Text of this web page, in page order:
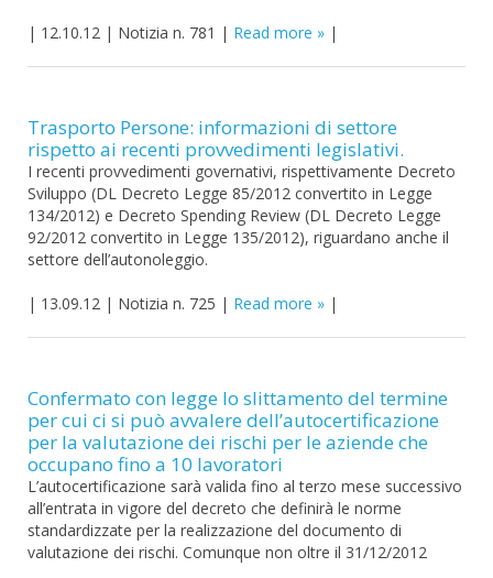
| 12.10.12 | Notizia n. 781 | Read more |
Trasporto Persone: informazioni di settore
rispetto ai recenti provvedimenti legislativi.
I recenti provvedimenti governativi, rispettivamente Decreto
Sviluppo (DL Decreto Legge 85/2012 convertito in Legge
134/2012) e Decreto Spending Review (DL Decreto Legge
92/2012 convertito in Legge 135/2012), riguardano anche il
settore dell’autonoleggio.
| 13.09.12 | Notizia n. 725 | Read more |
Confermato con legge lo slittamento del termine
per cui ci si può avvalere dell’autocertificazione
per la valutazione dei rischi per le aziende che
occupano fino a 10 lavoratori
L’autocertificazione sarà valida fino al terzo mese successivo
all’entrata in vigore del decreto che definirà le norme
standardizzate per la realizzazione del documento di
valutazione dei rischi. Comunque non oltre il 31/12/2012